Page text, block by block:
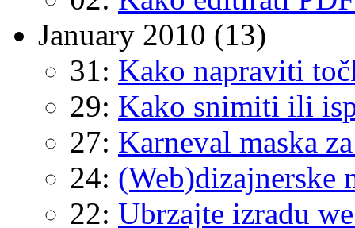
January 2010 (13)
31: Kako napraviti
29: Kako snimiti ili
27: Karneval maska
24: (Web)dizajnerske
22: Ubrzajte izradu